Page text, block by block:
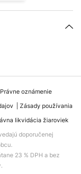
Právne oznámenie
Zásady používania
likvidácia žiaroviek
doporučenej
23 % DPH a bez